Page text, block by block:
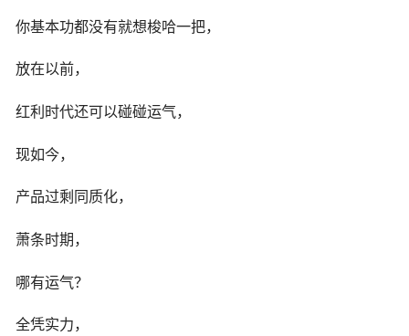
你基本功都没有就想梭哈一把，
放在以前，
红利时代还可以碰碰运气，
现如今，
产品过剩同质化，
萧条时期，
哪有运气？
全凭实力，